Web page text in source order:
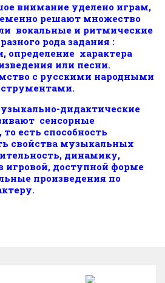
внимание уделено играм,
решают множество
вокальные и ритмические
рода задания :
определение характера
или песни.
с русскими народными
дидактические
сенсорные
есть способность
свойства музыкальных
динамику,
игровой, доступной форме
произведения по